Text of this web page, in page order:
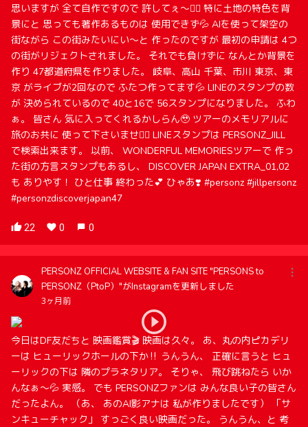
思いますが 全て自作ですので 許してぇ〜🙇‍♀️ 特に土地の特色を背
景にと 思っても著作あるものは 使用できず💦 AIを使って架空の
街ながら この街みたいにい〜と 作ったのですが 最初の申請は 4つ
の街がリジェクトされました。 それでも負けずに なんとか背景を
作り 47都道府県を作りました。 岐阜、高山 千葉、市川 東京、東
京 がライブが2回なので ふたつ作ってます💦 LINEのスタンプの数
が 決められているので 40と16で 56スタンプになりました。 ふわ
ぁ。 皆さん 気に入ってくれるかしらん🥹 ツアーのメモリアルに
旅のお共に 使って下さいませ🙇‍♀️ LINEスタンプは PERSONZ_JILL
で検索出来ます。 以前、 WONDERFUL MEMORIESツアーで 作っ
た街の方言スタンプもあるし、 DISCOVER JAPAN EXTRA_01,02
も ありやす！ ひと仕事 終わった💕 ひゃあ❣️ #personz #jillpersonz
#personzdiscoverjapan47
22 0 0
PERSONZ OFFICIAL WEBSITE & FAN SITE "PERSONS to
PERSONZ（PtoP）"がInstagramを更新しました
3ヶ月前
今日はDF友だちと 映画鑑賞🎬 映画は久々。 あ、丸の内ピカデリ
ーは ヒューリックホールの下か‼️ うんうん、 正確に言うと ヒュ
ーリックの下は 隣のプラネタリア。 そりゃ、 飛び跳ねたら いか
んなぁ〜💦 実感。 でも PERSONZファンは みんな良い子の皆さん
だったよん。 （あ、 あのAI影アナは 私が作りましたです） 「サ
ンキューチャック」 すっごく良い映画だった。 うんうん、と 考